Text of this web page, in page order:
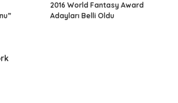
2016 World Fantasy Award
Adayları Belli Oldu